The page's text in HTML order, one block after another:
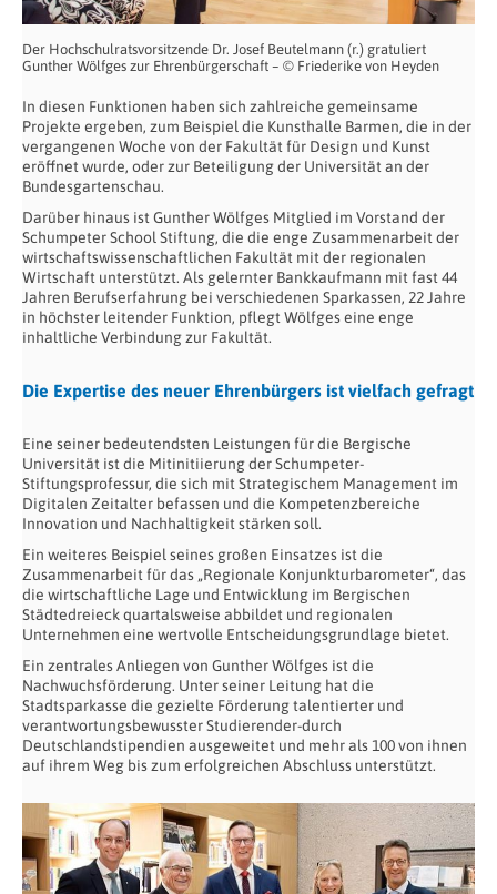
Der Hochschulratsvorsitzende Dr. Josef Beutelmann (r.) gratuliert
Gunther Wölfges zur Ehrenbürgerschaft – © Friederike von Heyden
In diesen Funktionen haben sich zahlreiche gemeinsame
Projekte ergeben, zum Beispiel die Kunsthalle Barmen, die in der
vergangenen Woche von der Fakultät für Design und Kunst
eröffnet wurde, oder zur Beteiligung der Universität an der
Bundesgartenschau.
Darüber hinaus ist Gunther Wölfges Mitglied im Vorstand der
Schumpeter School Stiftung, die die enge Zusammenarbeit der
wirtschaftswissenschaftlichen Fakultät mit der regionalen
Wirtschaft unterstützt. Als gelernter Bankkaufmann mit fast 44
Jahren Berufserfahrung bei verschiedenen Sparkassen, 22 Jahre
in höchster leitender Funktion, pflegt Wölfges eine enge
inhaltliche Verbindung zur Fakultät.
Die Expertise des neuer Ehrenbürgers ist vielfach gefragt
Eine seiner bedeutendsten Leistungen für die Bergische
Universität ist die Mitinitiierung der Schumpeter-
Stiftungsprofessur, die sich mit Strategischem Management im
Digitalen Zeitalter befassen und die Kompetenzbereiche
Innovation und Nachhaltigkeit stärken soll.
Ein weiteres Beispiel seines großen Einsatzes ist die
Zusammenarbeit für das „Regionale Konjunkturbarometer“, das
die wirtschaftliche Lage und Entwicklung im Bergischen
Städtedreieck quartalsweise abbildet und regionalen
Unternehmen eine wertvolle Entscheidungsgrundlage bietet.
Ein zentrales Anliegen von Gunther Wölfges ist die
Nachwuchsförderung. Unter seiner Leitung hat die
Stadtsparkasse die gezielte Förderung talentierter und
verantwortungsbewusster Studierender-durch
Deutschlandstipendien ausgeweitet und mehr als 100 von ihnen
auf ihrem Weg bis zum erfolgreichen Abschluss unterstützt.